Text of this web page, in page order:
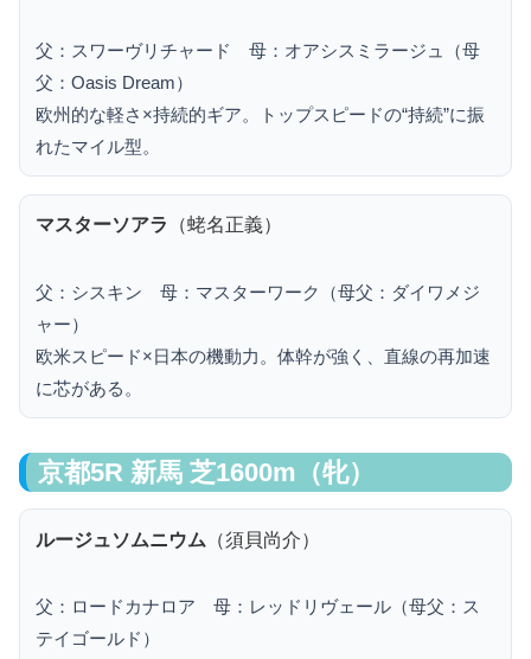
父：スワーヴリチャード 母：オアシスミラージュ（母
父：Oasis Dream）
欧州的な軽さ×持続的ギア。トップスピードの“持続”に振
れたマイル型。
マスターソアラ （蛯名正義）
父：シスキン 母：マスターワーク（母父：ダイワメジ
ャー）
欧米スピード×日本の機動力。体幹が強く、直線の再加速
に芯がある。
京都5R 新馬 芝1600m（牝）
ルージュソムニウム （須貝尚介）
父：ロードカナロア 母：レッドリヴェール（母父：ス
テイゴールド）